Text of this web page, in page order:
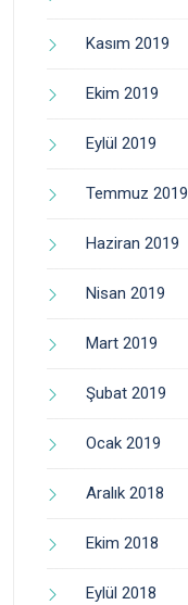
Kasım 2019
Ekim 2019
Eylül 2019
Temmuz 2019
Haziran 2019
Nisan 2019
Mart 2019
Şubat 2019
Ocak 2019
Aralık 2018
Ekim 2018
Eylül 2018